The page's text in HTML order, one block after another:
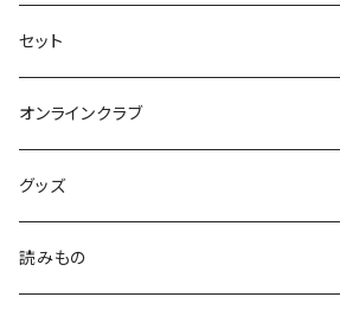
セット
オンラインクラブ
グッズ
読みもの